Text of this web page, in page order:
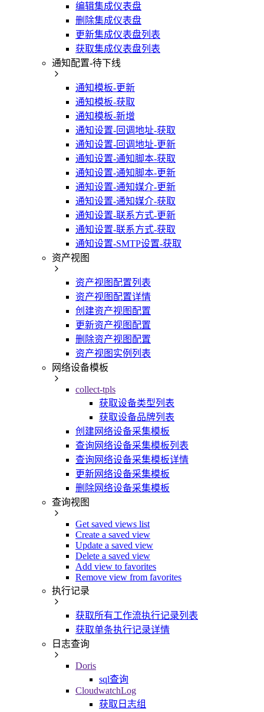
编辑集成仪表盘
删除集成仪表盘
更新集成仪表盘列表
获取集成仪表盘列表
通知配置-待下线
通知模板-更新
通知模板-获取
通知模板-新增
通知设置-回调地址-获取
通知设置-回调地址-更新
通知设置-通知脚本-获取
通知设置-通知脚本-更新
通知设置-通知媒介-更新
通知设置-通知媒介-获取
通知设置-联系方式-更新
通知设置-联系方式-获取
通知设置-SMTP设置-获取
资产视图
资产视图配置列表
资产视图配置详情
创建资产视图配置
更新资产视图配置
删除资产视图配置
资产视图实例列表
网络设备模板
collect-tpls
获取设备类型列表
获取设备品牌列表
创建网络设备采集模板
查询网络设备采集模板列表
查询网络设备采集模板详情
更新网络设备采集模板
删除网络设备采集模板
查询视图
Get saved views list
Create a saved view
Update a saved view
Delete a saved view
Add view to favorites
Remove view from favorites
执行记录
获取所有工作流执行记录列表
获取单条执行记录详情
日志查询
Doris
sql查询
CloudwatchLog
获取日志组